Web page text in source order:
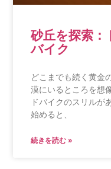
砂丘を探索：
バイク
どこまでも続く黄金
漠にいるところを想
ドバイクのスリルが
始めると、
続きを読む »